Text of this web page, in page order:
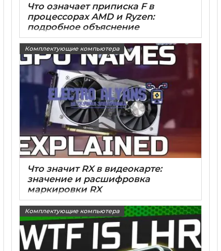
Что означает приписка F в
процессорах AMD и Ryzen:
подробное объяснение
Комплектующие компьютера
Что значит RX в видеокарте:
значение и расшифровка
маркировки RX
Комплектующие компьютера